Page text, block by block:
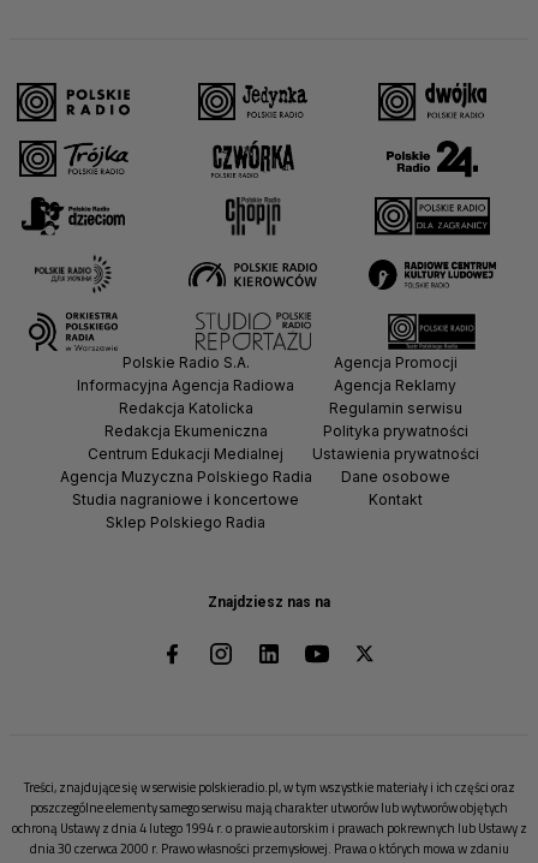
Znajdziesz nas na
Polskie Radio S.A.
Informacyjna Agencja Radiowa
Redakcja Katolicka
Redakcja Ekumeniczna
Centrum Edukacji Medialnej
Agencja Muzyczna Polskiego Radia
Studia nagraniowe i koncertowe
Sklep Polskiego Radia
Agencja Promocji
Agencja Reklamy
Regulamin serwisu
Polityka prywatności
Ustawienia prywatności
Dane osobowe
Kontakt
Treści, znajdujące się w serwisie polskieradio.pl, w tym wszystkie materiały i ich części oraz
poszczególne elementy samego serwisu mają charakter utworów lub wytworów objętych
ochroną Ustawy z dnia 4 lutego 1994 r. o prawie autorskim i prawach pokrewnych lub Ustawy z
dnia 30 czerwca 2000 r. Prawo własności przemysłowej. Prawa o których mowa w zdaniu